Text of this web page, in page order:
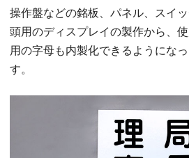
操作盤などの銘板、パネル、スイ
頭用のディスプレイの製作から、
用の字母も内製化できるようにな
す。